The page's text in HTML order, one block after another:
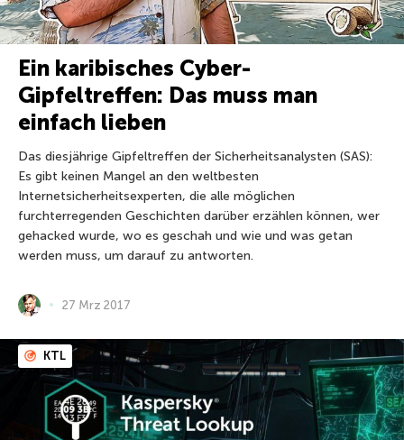
Ein karibisches Cyber-
Gipfeltreffen: Das muss man
einfach lieben
Das diesjährige Gipfeltreffen der Sicherheitsanalysten (SAS):
Es gibt keinen Mangel an den weltbesten
Internetsicherheitsexperten, die alle möglichen
furchterregenden Geschichten darüber erzählen können, wer
gehacked wurde, wo es geschah und wie und was getan
werden muss, um darauf zu antworten.
27 Mrz 2017
KTL